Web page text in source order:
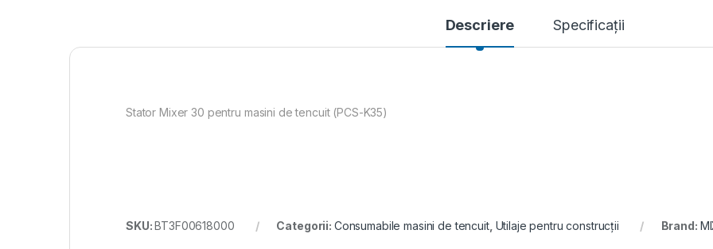
Descriere Specificații
Stator Mixer 30 pentru masini de tencuit (PCS-K35)
SKU:BT3F00618000 Categorii: Consumabile masini de tencuit, Utilaje pentru construcții Brand: